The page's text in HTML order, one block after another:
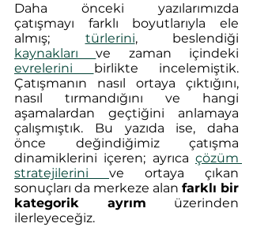
Daha önceki yazılarımızda
çatışmayı farklı boyutlarıyla ele
almış; türlerini
kaynakları
evrelerini
birlikte incelemiştik.
Çatışmanın nasıl ortaya çıktığını,
nasıl tırmandığını ve hangi
aşamalardan geçtiğini anlamaya
çalışmıştık. Bu yazıda ise, daha
önce değindiğimiz çatışma
dinamiklerini içeren; ayrıca çözüm
stratejilerini ve ortaya çıkan
sonuçları da merkeze alan farklı bir
kategorik ayrım üzerinden
ilerleyeceğiz.